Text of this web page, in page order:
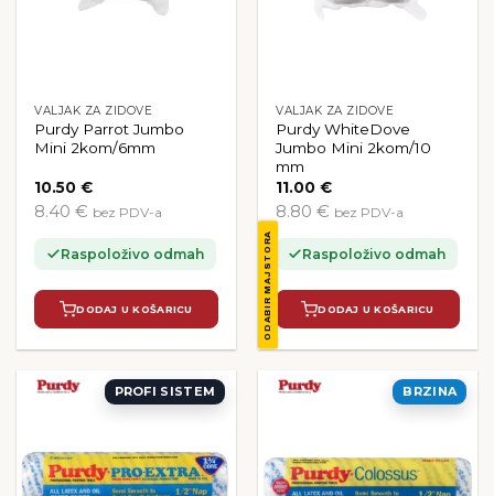
VALJAK ZA ZIDOVE
Purdy Parrot Jumbo
Mini 2kom/6mm
10.50€
8.40 € bez PDV-a
Raspoloživo odmah
DODAJ U KOŠARICU ODABIR MAJSTORA
VALJAK ZA ZIDOVE
Purdy WhiteDove
Jumbo Mini 2kom/10
mm
11.00€
8.80 € bez PDV-a
Raspoloživo odmah
DODAJ U KOŠARICU
PROFI SISTEM BRZINA